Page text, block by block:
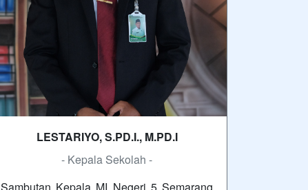
LESTARIYO, S.PD.I., M.PD.I
- Kepala Sekolah -
Sambutan Kepala MI Negeri 5 Semarang